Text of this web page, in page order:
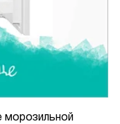
морозильной